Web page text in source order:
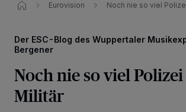
Eurovision Noch nie so viel
Der ESC-Blog des Wuppertaler
Bergener
Noch nie so viel
Militär